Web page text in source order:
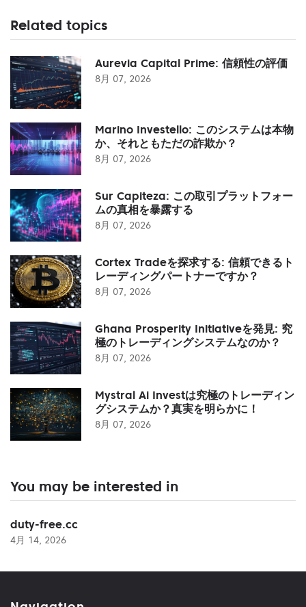
Related topics
Aurevia Capital Prime: 信頼性の評価
8月 07, 2026
Marino Investello: このシステムは本物
か、それともただの詐欺か？
8月 07, 2026
Sur Capiteza: この取引プラットフォー
ムの真相を暴露する
8月 07, 2026
Cortex Tradeを探求する: 信頼できるト
レーディングパートナーですか？
8月 07, 2026
Ghana Prosperity Initiativeを発見: 究
極のトレーディングシステムなのか？
8月 07, 2026
Mystral Ai Investは究極のトレーディン
グシステムか？真実を明らかに！
8月 07, 2026
You may be interested in
duty-free.cc
4月 14, 2026